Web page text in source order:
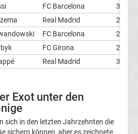
FC Barcelona
30
Real Madrid
27
FC Barcelona
23
FC Girona
24
Real Madrid 31
Exot unter den
sich in den letzten Jahrzehnten die
sichern können, aber es zeichnete